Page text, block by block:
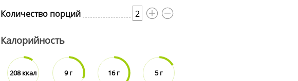
Количество порций 2
Калорийность
208 ккал 9 г 16 г 5 г